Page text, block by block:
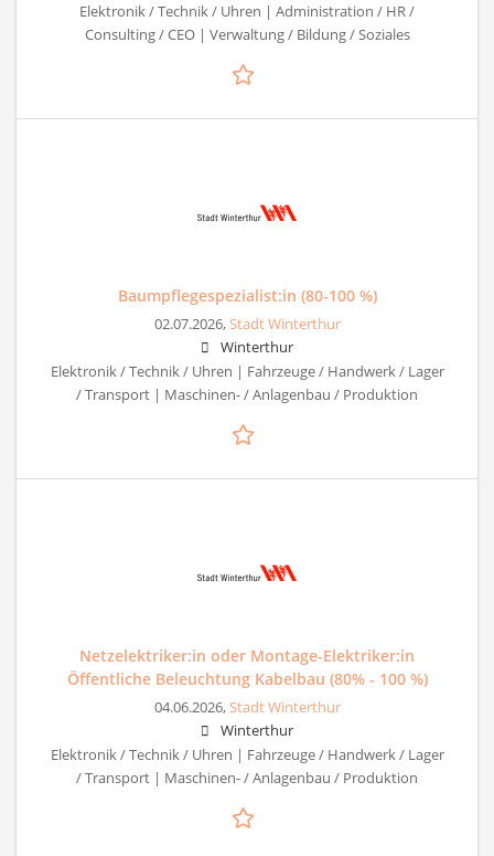
Elektronik / Technik / Uhren | Administration / HR /
Consulting / CEO | Verwaltung / Bildung / Soziales
Baumpflegespezialist:in (80-100 %)
02.07.2026,Stadt Winterthur
Winterthur
Elektronik / Technik / Uhren | Fahrzeuge / Handwerk / Lager
/ Transport | Maschinen- / Anlagenbau / Produktion
Netzelektriker:in oder Montage-Elektriker:in
Öffentliche Beleuchtung Kabelbau (80% - 100 %)
04.06.2026,Stadt Winterthur
Winterthur
Elektronik / Technik / Uhren | Fahrzeuge / Handwerk / Lager
/ Transport | Maschinen- / Anlagenbau / Produktion